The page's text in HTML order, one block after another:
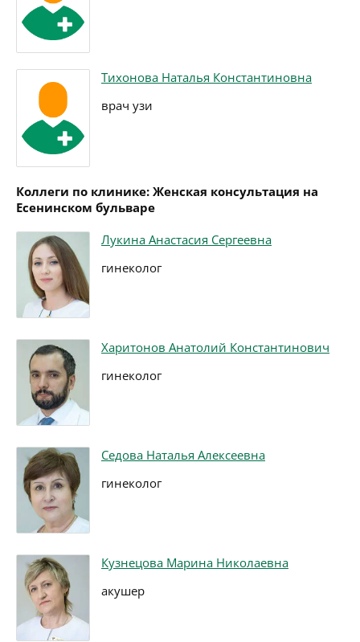
Тихонова Наталья Константиновна
врач узи
Коллеги по клинике: Женская консультация на
Есенинском бульваре
Лукина Анастасия Сергеевна
гинеколог
Харитонов Анатолий Константинович
гинеколог
Седова Наталья Алексеевна
гинеколог
Кузнецова Марина Николаевна
акушер